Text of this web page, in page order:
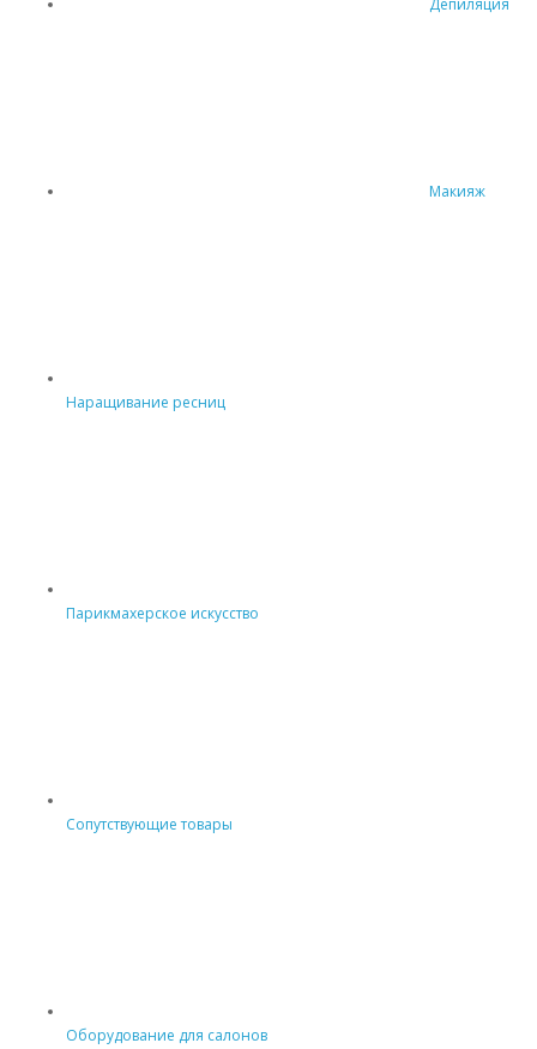
Макияж
Наращивание ресниц
Парикмахерское искусство
Сопутствующие товары
Оборудование для салонов